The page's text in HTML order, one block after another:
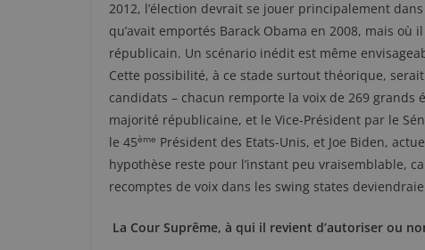
2012, l’élection devrait se jouer principalement
qu’avait emportés Barack Obama en 2008, mais où
républicain. Un scénario inédit est même
Cette possibilité, à ce stade surtout théorique,
candidats – chacun remporte la voix de 269 grands
majorité républicaine, et le Vice-Président par le
le 45ème Président des Etats-Unis, et Joe Biden,
hypothèse reste pour l’instant peu vraisemblable,
recomptes de voix dans les swing states
La Cour Suprême, à qui il revient d’autoriser ou